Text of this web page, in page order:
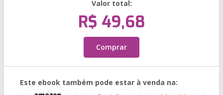
Valor total:
R$ 49,68
Comprar
Este ebook também pode estar à venda na: